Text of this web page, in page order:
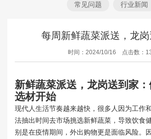
常见问题 行业新闻
每周新鲜蔬菜派送，龙
时间：2024/10/16 点击数：
新鲜蔬菜派送，龙岗送到家
选材开始
现代人生活节奏越来越快，很多人因为工作
法抽出时间去市场挑选新鲜蔬菜，导致饮食
别是在疫情期间，外出购物更是面临风险。